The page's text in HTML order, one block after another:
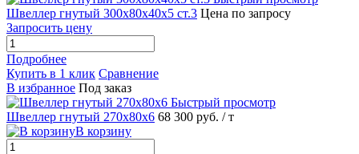
Швеллер гнутый 300х80х40х5 ст.3 Цена по запросу
Запросить цену
Подробнее
Купить в 1 клик Сравнение
В избранное Под заказ
Быстрый просмотр
Швеллер гнутый 270х80х6 68 300 руб. / т
В корзину